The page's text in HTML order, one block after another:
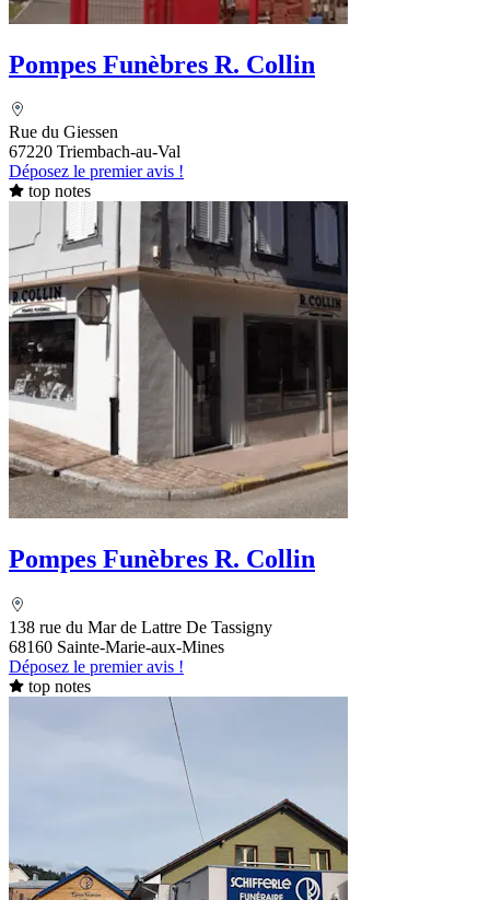
Pompes Funèbres R. Collin
Rue du Giessen
67220 Triembach-au-Val
Déposez le premier avis !
top notes
Pompes Funèbres R. Collin
138 rue du Mar de Lattre De Tassigny
68160 Sainte-Marie-aux-Mines
Déposez le premier avis !
top notes